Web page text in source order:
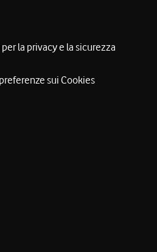
la privacy e la sicurezza
sui Cookies